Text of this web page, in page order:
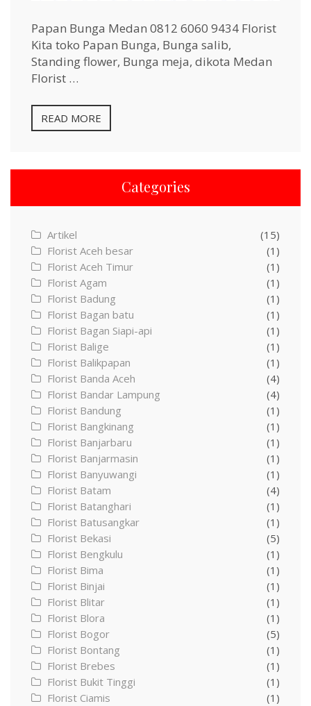
Papan Bunga Medan 0812 6060 9434 Florist
Kita toko Papan Bunga, Bunga salib,
Standing flower, Bunga meja, dikota Medan
Florist …
READ MORE
Categories
Artikel
(15)
Florist Aceh besar
(1)
Florist Aceh Timur
(1)
Florist Agam
(1)
Florist Badung
(1)
Florist Bagan batu
(1)
Florist Bagan Siapi-api
(1)
Florist Balige
(1)
Florist Balikpapan
(1)
Florist Banda Aceh
(4)
Florist Bandar Lampung
(4)
Florist Bandung
(1)
Florist Bangkinang
(1)
Florist Banjarbaru
(1)
Florist Banjarmasin
(1)
Florist Banyuwangi
(1)
Florist Batam
(4)
Florist Batanghari
(1)
Florist Batusangkar
(1)
Florist Bekasi
(5)
Florist Bengkulu
(1)
Florist Bima
(1)
Florist Binjai
(1)
Florist Blitar
(1)
Florist Blora
(1)
Florist Bogor
(5)
Florist Bontang
(1)
Florist Brebes
(1)
Florist Bukit Tinggi
(1)
Florist Ciamis
(1)